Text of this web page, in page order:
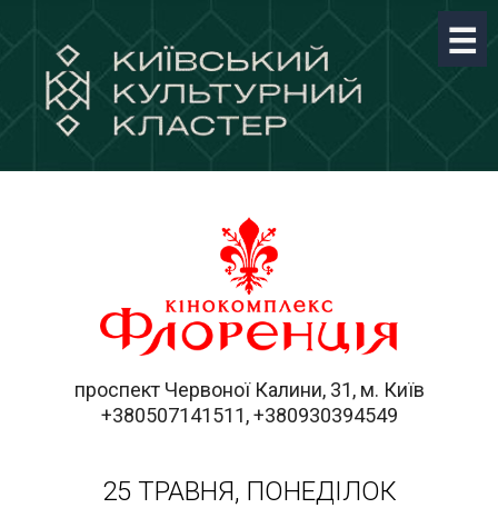
проспект Червоної Калини, 31, м. Київ
+380507141511, +380930394549
25 ТРАВНЯ, ПОНЕДІЛОК